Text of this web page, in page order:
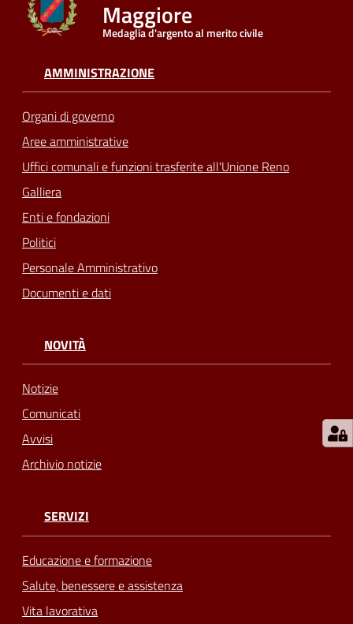
Seguici
Maggiore
Medaglia d'argento al merito civile
AMMINISTRAZIONE
Organi di governo
Aree amministrative
Uffici comunali e funzioni trasferite all'Unione Reno
Galliera
Enti e fondazioni
Politici
Personale Amministrativo
Documenti e dati
NOVITÀ
Notizie
Comunicati
Avvisi
Archivio notizie
SERVIZI
Educazione e formazione
Salute, benessere e assistenza
Vita lavorativa